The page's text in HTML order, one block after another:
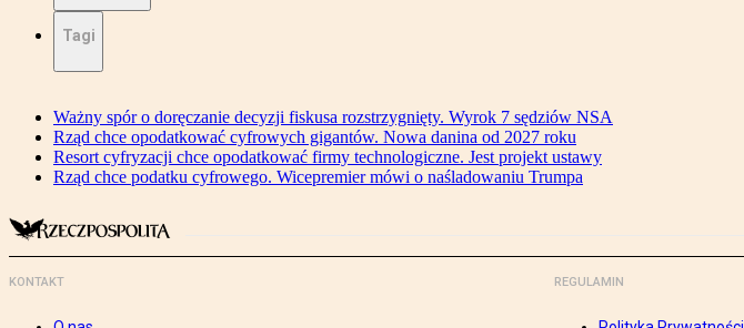
Tagi
Ważny spór o doręczanie decyzji fiskusa rozstrzygnięty. Wyrok 7 sędziów NSA
Rząd chce opodatkować cyfrowych gigantów. Nowa danina od 2027 roku
Resort cyfryzacji chce opodatkować firmy technologiczne. Jest projekt ustawy
Rząd chce podatku cyfrowego. Wicepremier mówi o naśladowaniu Trumpa
KONTAKT REGULAMIN